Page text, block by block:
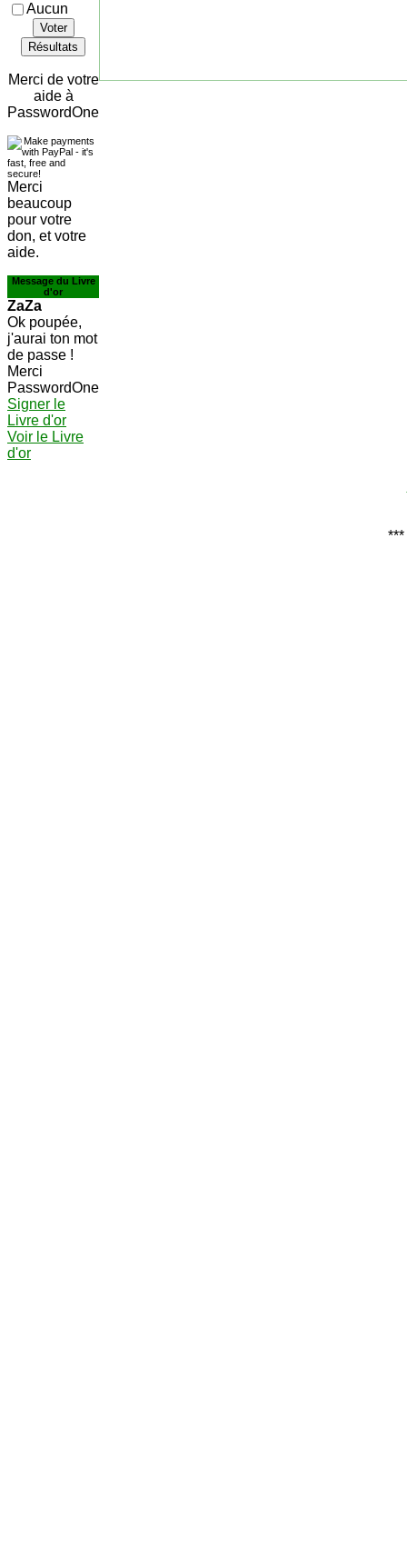
Aucun
Voter
Résultats
Merci de votre
aide à
PasswordOne
Merci
beaucoup
pour votre
don, et votre
aide.
Message du Livre
d'or
ZaZa
Ok poupée,
j'aurai ton mot
de passe !
Merci
PasswordOne
Signer le
Livre d'or
Voir le Livre
d'or